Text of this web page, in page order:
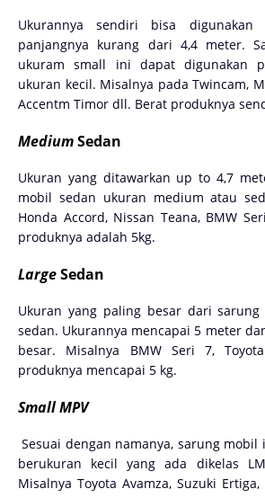
Ukurannya sendiri bisa
panjangnya kurang dari 4,4 meter.
ukuram small ini dapat digunakan
ukuran kecil. Misalnya pada Twincam,
Accentm Timor dll. Berat produknya
MediumSedan
Ukuran yang ditawarkan up to 4,7
mobil sedan ukuran medium atau
Honda Accord, Nissan Teana, BMW
produknya adalah 5kg.
LargeSedan
Ukuran yang paling besar dari
sedan. Ukurannya mencapai 5 meter
besar. Misalnya BMW Seri 7,
produknya mencapai 5 kg.
Small MPV
Sesuai dengan namanya, sarung
berukuran kecil yang ada dikelas
Misalnya Toyota Avamza, Suzuki